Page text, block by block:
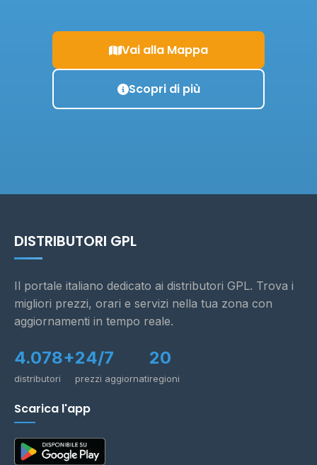
Vai alla Mappa
Scopri di più
DISTRIBUTORI GPL
Il portale italiano dedicato ai distributori GPL. Trova i
migliori prezzi, orari e servizi nella tua zona con
aggiornamenti in tempo reale.
4.078+
distributori
24/7
prezzi aggiornati
20
regioni
Scarica l'app